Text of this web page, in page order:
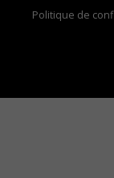
Politique de